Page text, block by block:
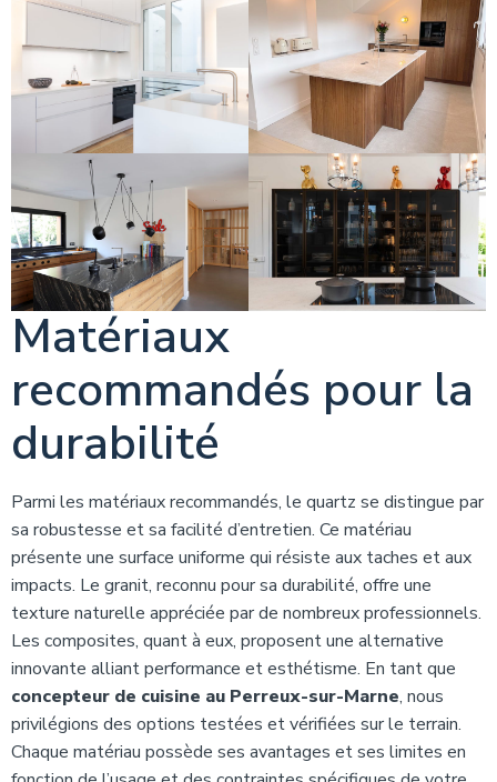
Matériaux
recommandés pour la
durabilité
Parmi les matériaux recommandés, le quartz se distingue par
sa robustesse et sa facilité d’entretien. Ce matériau
présente une surface uniforme qui résiste aux taches et aux
impacts. Le granit, reconnu pour sa durabilité, offre une
texture naturelle appréciée par de nombreux professionnels.
Les composites, quant à eux, proposent une alternative
innovante alliant performance et esthétisme. En tant que
concepteur de cuisine au Perreux-sur-Marne, nous
privilégions des options testées et vérifiées sur le terrain.
Chaque matériau possède ses avantages et ses limites en